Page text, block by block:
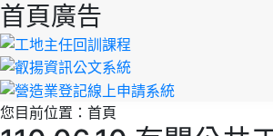
首頁廣告
您目前位置： 首頁